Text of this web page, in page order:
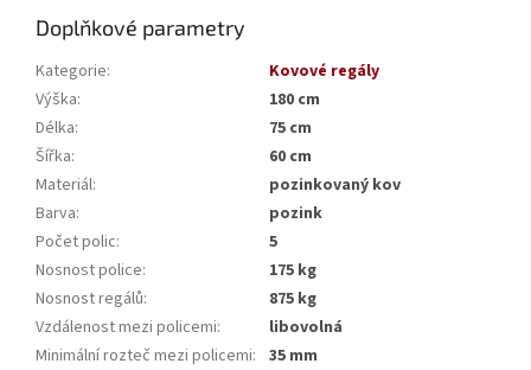
Doplňkové parametry
Kategorie:
Kovové regály
Výška:
180 cm
Délka:
75 cm
Šířka:
60 cm
Materiál:
pozinkovaný kov
Barva:
pozink
Počet polic:
5
Nosnost police:
175 kg
Nosnost regálů:
875 kg
Vzdálenost mezi policemi:
libovolná
Minimální rozteč mezi policemi: 35 mm